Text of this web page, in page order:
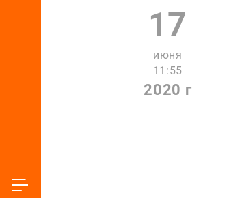
17
июня
11:55
2020 г